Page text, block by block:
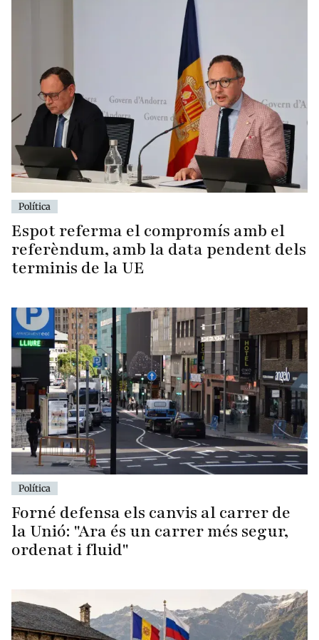
Política
Espot referma el compromís amb el
referèndum, amb la data pendent dels
terminis de la UE
Política
Forné defensa els canvis al carrer de
la Unió: "Ara és un carrer més segur,
ordenat i fluid"